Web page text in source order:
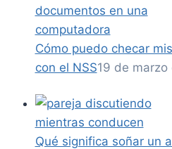
Cómo puedo checar
con el NSS19 de marzo
Qué significa soñar un